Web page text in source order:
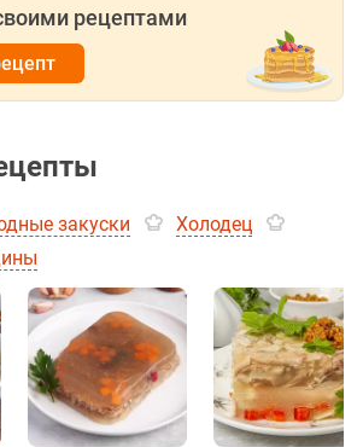
рецептами
закуски
Холодец